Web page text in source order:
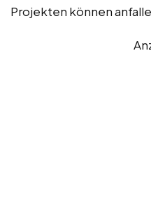
Projekten können